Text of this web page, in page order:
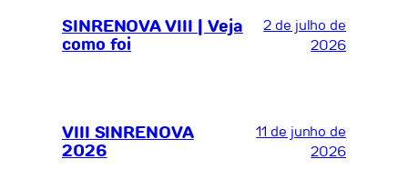
SINRENOVA VIII | Veja
como foi
2 de julho de
2026
VIII SINRENOVA
2026
11 de junho de
2026